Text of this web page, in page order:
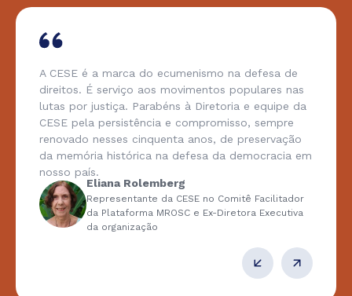
A CESE é a marca do ecumenismo na defesa de
direitos. É serviço aos movimentos populares nas
lutas por justiça. Parabéns à Diretoria e equipe da
CESE pela persistência e compromisso, sempre
renovado nesses cinquenta anos, de preservação
da memória histórica na defesa da democracia em
nosso país.
Eliana Rolemberg
Representante da CESE no Comitê Facilitador
da Plataforma MROSC e Ex-Diretora Executiva
da organização